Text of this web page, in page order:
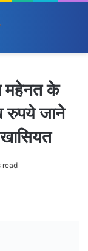
महेनत के
जाने
read